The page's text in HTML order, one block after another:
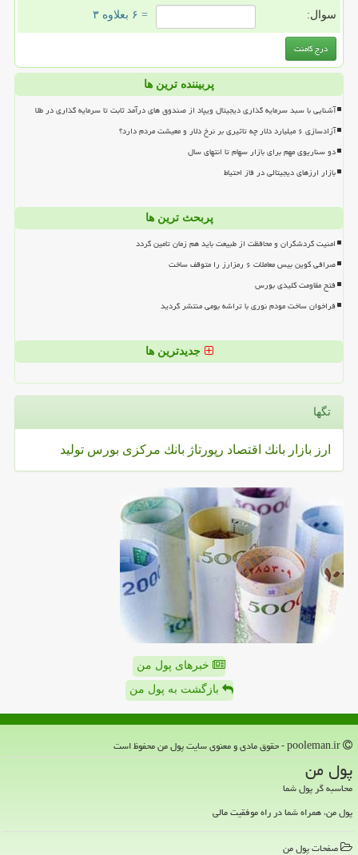
سوال: = ۶ بعلاوه ۳
پربیننده ترین ها
آشنایی با سبد سرمایه گذاری دیجیتال ویپاد از صندوق های درآمد ثابت تا سرمایه گذاری در طلا
آزادسازی ۶ میلیارد دلار چه تاثیری بر نرخ دلار و معیشت مردم دارد؟
دو سناریوی مهم برای بازار سهام تا انتهای سال
بازار ارزهای دیجیتالی در فاز احتیاط
پربحث ترین ها
امنیت گردشگران و محافظت از طبیعت باید هم زمان تامین گردد
صرافی کوین بیس معاملات ۶ رمزارز را متوقف ساخت
فتح مقاومت کلیدی بورس
فراخوان ساخت مودم نوری با تراشه بومی منتشر گردید
جدیدترین ها
تگها
ارز بازار بانك اقتصاد رپورتاژ بانك مركزی بورس تولید
خبرهای پول من
بازگشت به پول من
پول من
محاسبه گر پول شما
پول من، همراه شما در راه موفقیت مالی
صفحات پول من